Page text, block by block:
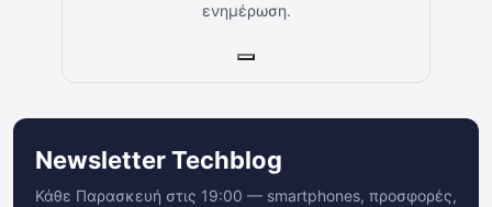
ενημέρωση.
Newsletter Techblog
Κάθε Παρασκευή στις 19:00 — smartphones, προσφορές,